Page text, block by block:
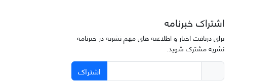
اشتراک خبرنامه
برای دریافت اخبار و اطلاعیه های مهم نشریه در خبرنامه
نشریه مشترک شوید.
اشتراک